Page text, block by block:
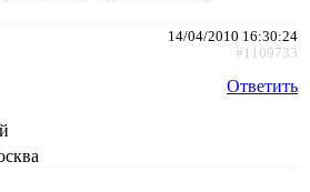
14/04/2010 16:30:24
#1109733
Ответить